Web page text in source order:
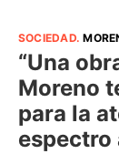
SOCIEDAD.
“Una
Moreno
para la
espectro